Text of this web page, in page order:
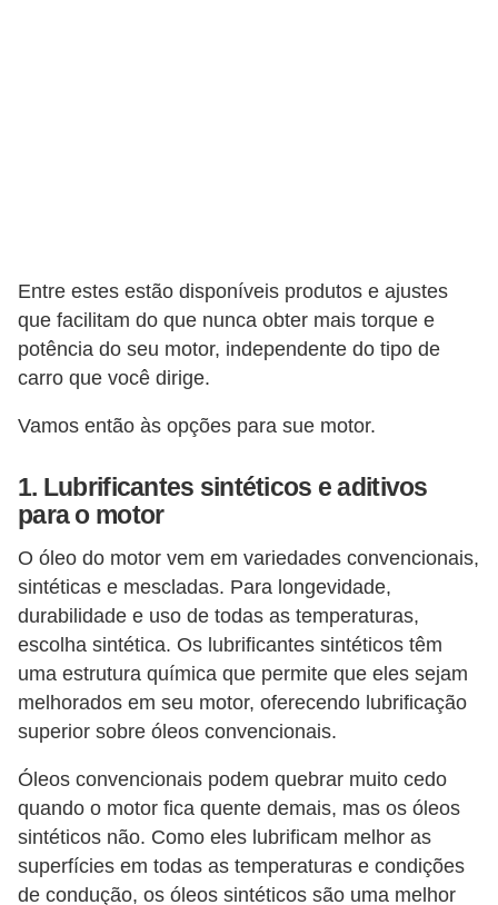
Entre estes estão disponíveis produtos e ajustes
que facilitam do que nunca obter mais torque e
potência do seu motor, independente do tipo de
carro que você dirige.
Vamos então às opções para sue motor.
1. Lubrificantes sintéticos e aditivos
para o motor
O óleo do motor vem em variedades convencionais,
sintéticas e mescladas. Para longevidade,
durabilidade e uso de todas as temperaturas,
escolha sintética. Os lubrificantes sintéticos têm
uma estrutura química que permite que eles sejam
melhorados em seu motor, oferecendo lubrificação
superior sobre óleos convencionais.
Óleos convencionais podem quebrar muito cedo
quando o motor fica quente demais, mas os óleos
sintéticos não. Como eles lubrificam melhor as
superfícies em todas as temperaturas e condições
de condução, os óleos sintéticos são uma melhor
d
a
d
e
v
í
c
u
l
o
s
F
i
a
n
c